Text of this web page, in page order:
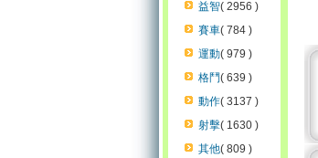
益智( 2956 )
賽車( 784 )
運動( 979 )
格鬥( 639 )
動作( 3137 )
射擊( 1630 )
其他( 809 )